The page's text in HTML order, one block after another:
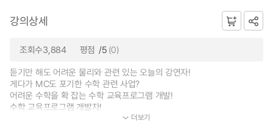
강의상세
조회수3,884 평점 /5 (0)
듣기만 해도 어려운 물리와 관련 있는 오늘의 강연자!
게다가 MC도 포기한 수학 관련 사업?
어려운 수학을 확 잡는 수학 교육프로그램 개발!
수학 교육프로그램 개발자!
더보기